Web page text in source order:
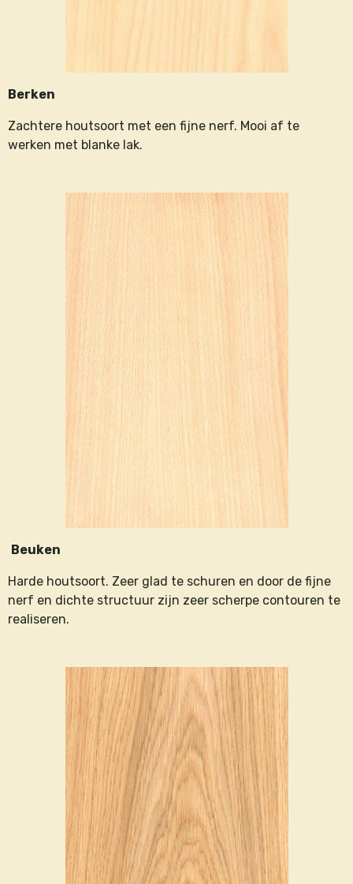
Berken
Zachtere houtsoort met een fijne nerf. Mooi af te
werken met blanke lak.
Beuken
Harde houtsoort. Zeer glad te schuren en door de fijne
nerf en dichte structuur zijn zeer scherpe contouren te
realiseren.